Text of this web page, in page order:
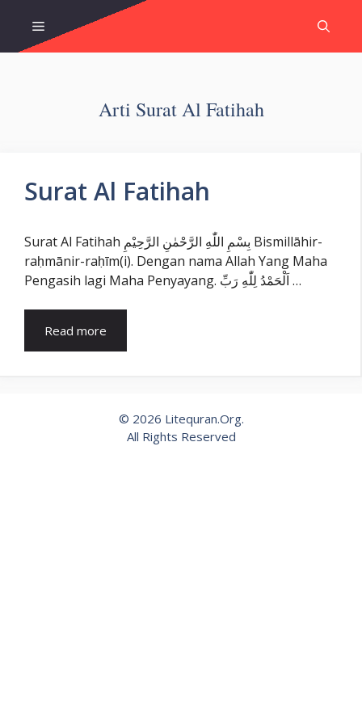
content
Menu
Arti Surat Al Fatihah
Surat Al Fatihah
Surat Al Fatihah بِسْمِ اللّٰهِ الرَّحْمٰنِ الرَّحِيْمِ Bismillāhir-
raḥmānir-raḥīm(i). Dengan nama Allah Yang Maha
Pengasih lagi Maha Penyayang. اَلْحَمْدُ لِلّٰهِ رَبِّ …
Read more
© 2026 Litequran.Org.
All Rights Reserved